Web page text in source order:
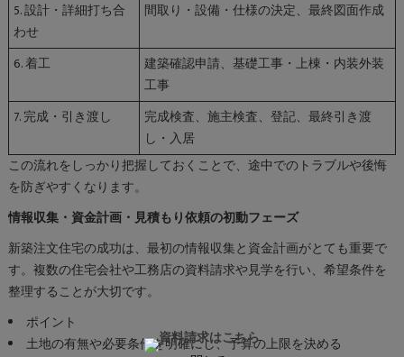
5. 設計・詳細打ち合
わせ
間取り・設備・仕様の決定、最終図面作成
6. 着工
建築確認申請、基礎工事・上棟・内装外装
工事
7. 完成・引き渡し
完成検査、施主検査、登記、最終引き渡
し・入居
この流れをしっかり把握しておくことで、途中でのトラブルや後悔
を防ぎやすくなります。
情報収集・資金計画・見積もり依頼の初動フェーズ
新築注文住宅の成功は、最初の情報収集と資金計画がとても重要で
す。複数の住宅会社や工務店の資料請求や見学を行い、希望条件を
整理することが大切です。
ポイント
土地の有無や必要条件を明確にし、予算の上限を決める